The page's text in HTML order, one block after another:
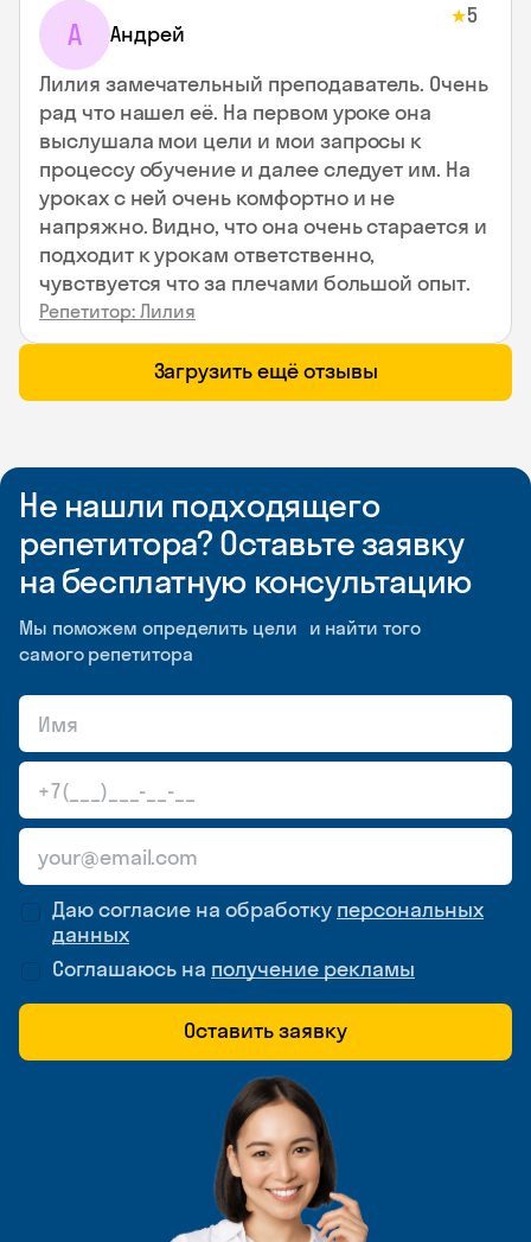
А Андрей
★5
Лилия замечательный преподаватель. Очень
рад что нашел её. На первом уроке она
выслушала мои цели и мои запросы к
процессу обучение и далее следует им. На
уроках с ней очень комфортно и не
напряжно. Видно, что она очень старается и
подходит к урокам ответственно,
чувствуется что за плечами большой опыт.
Репетитор: Лилия
Загрузить ещё отзывы
Не нашли подходящего
репетитора? Оставьте заявку
на бесплатную консультацию
Мы поможем определить цели и найти того
самого репетитора
Даю согласие на обработку персональных
данных
Соглашаюсь на получение рекламы
Оставить заявку